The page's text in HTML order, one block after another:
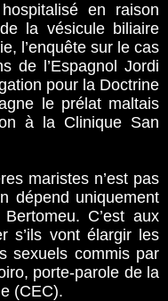
en raison
la vésicule biliaire
l’enquête sur le cas
de l’Espagnol Jordi
pour la Doctrine
le prélat maltais
à la Clinique San
maristes n’est pas
dépend uniquement
C’est aux
s’ils vont élargir les
sexuels commis par
porte-parole de la
(CEC).